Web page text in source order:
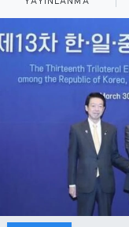
Çin Fuarları
Gündem
Video
Sağlık
Foto Haber